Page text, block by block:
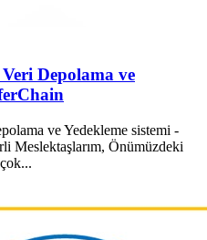
Depolama ve
ve Yedekleme sistemi -
Meslektaşlarım, Önümüzdeki